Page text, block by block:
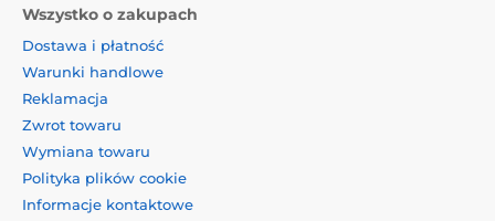
Wszystko o zakupach
Dostawa i płatność
Warunki handlowe
Reklamacja
Zwrot towaru
Wymiana towaru
Polityka plików cookie
Informacje kontaktowe